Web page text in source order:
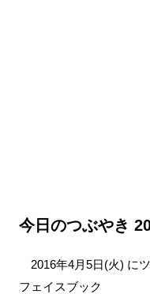
今日のつぶやき
2016年4月5日(火) に
フェイスブック